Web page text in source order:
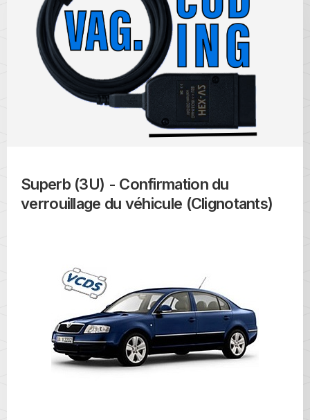
Superb (3U) - Confirmation du
verrouillage du véhicule (Clignotants)